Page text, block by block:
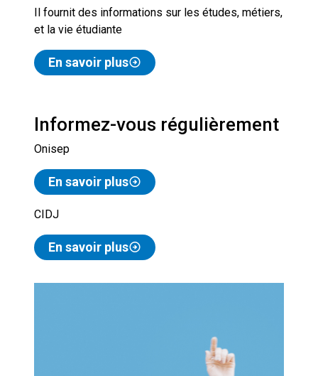
Il fournit des informations sur les études, métiers,
et la vie étudiante
En savoir plus
Informez-vous régulièrement
Onisep
En savoir plus
CIDJ
En savoir plus